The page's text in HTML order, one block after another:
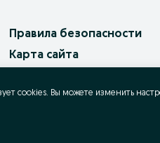
Правила безопасности
Карта сайта
Карта бизнес-страницы
cookies. Вы можете изменить